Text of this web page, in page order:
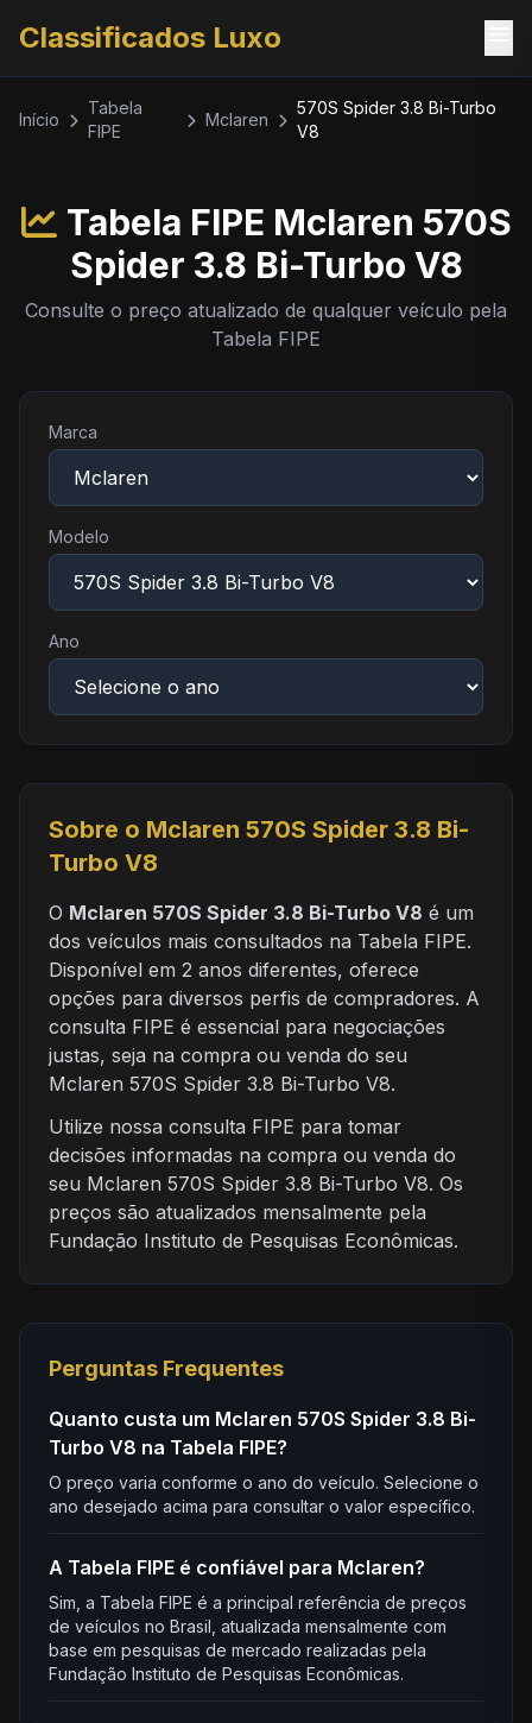
Classificados Luxo
Início
Tabela
FIPE
Mclaren
570S Spider 3.8 Bi-Turbo
V8
Tabela FIPE Mclaren 570S
Spider 3.8 Bi-Turbo V8
Consulte o preço atualizado de qualquer veículo pela
Tabela FIPE
Marca
Modelo
Ano
Sobre o Mclaren 570S Spider 3.8 Bi-
Turbo V8
O Mclaren 570S Spider 3.8 Bi-Turbo V8 é um
dos veículos mais consultados na Tabela FIPE.
Disponível em 2 anos diferentes, oferece
opções para diversos perfis de compradores. A
consulta FIPE é essencial para negociações
justas, seja na compra ou venda do seu
Mclaren 570S Spider 3.8 Bi-Turbo V8.
Utilize nossa consulta FIPE para tomar
decisões informadas na compra ou venda do
seu Mclaren 570S Spider 3.8 Bi-Turbo V8. Os
preços são atualizados mensalmente pela
Fundação Instituto de Pesquisas Econômicas.
Perguntas Frequentes
Quanto custa um Mclaren 570S Spider 3.8 Bi-
Turbo V8 na Tabela FIPE?
O preço varia conforme o ano do veículo. Selecione o
ano desejado acima para consultar o valor específico.
A Tabela FIPE é confiável para Mclaren?
Sim, a Tabela FIPE é a principal referência de preços
de veículos no Brasil, atualizada mensalmente com
base em pesquisas de mercado realizadas pela
Fundação Instituto de Pesquisas Econômicas.